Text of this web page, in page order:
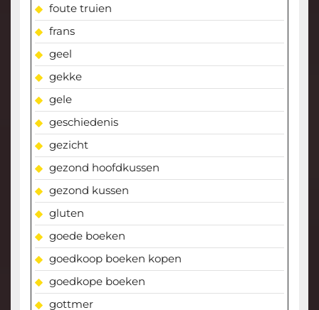
foute truien
frans
geel
gekke
gele
geschiedenis
gezicht
gezond hoofdkussen
gezond kussen
gluten
goede boeken
goedkoop boeken kopen
goedkope boeken
gottmer